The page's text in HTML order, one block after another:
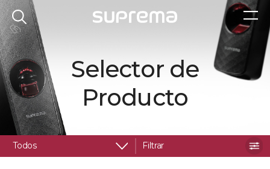
Selector de
Producto
Todos Filtrar